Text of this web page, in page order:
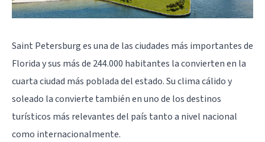
Saint Petersburg es una de las ciudades más importantes de
Florida y sus más de 244.000 habitantes la convierten en la
cuarta ciudad más poblada del estado. Su clima cálido y
soleado la convierte también en uno de los destinos
turísticos más relevantes del país tanto a nivel nacional
como internacionalmente.